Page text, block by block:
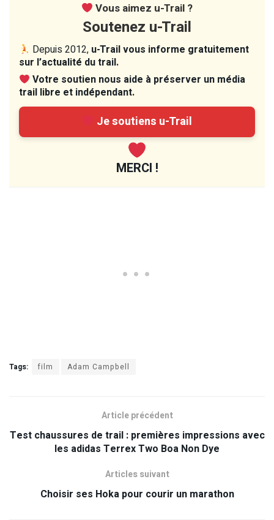
Vous aimez u-Trail ?
Soutenez u-Trail
Depuis 2012, u-Trail vous informe gratuitement
sur l’actualité du trail.
Votre soutien nous aide à préserver un média
trail libre et indépendant.
Je soutiens u-Trail
MERCI !
Tags: film Adam Campbell
Article précédent
Test chaussures de trail : premières impressions avec
les adidas Terrex Two Boa Non Dye
Articles suivant
Choisir ses Hoka pour courir un marathon